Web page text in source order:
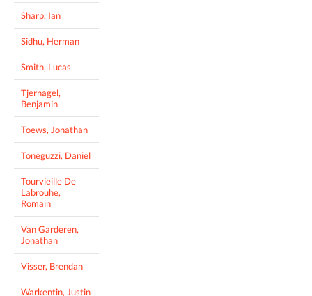
Sharp, Ian
Sidhu, Herman
Smith, Lucas
Tjernagel,
Benjamin
Toews, Jonathan
Toneguzzi, Daniel
Tourvieille De
Labrouhe,
Romain
Van Garderen,
Jonathan
Visser, Brendan
Warkentin, Justin